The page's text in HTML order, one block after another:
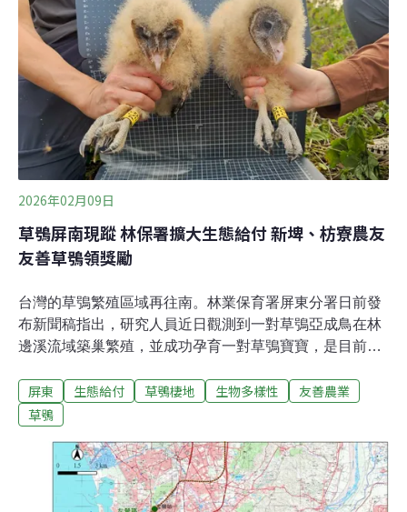
營運記者會，主委吳誠文表示，去（2025）年全國GDP約
28.7兆元，其中光是科學園區的營業額就高達5.8兆元，占
比超過20%，顯示科學園區正扮演「國家經濟的大動
脈」；而積體電路產業占比更達83%，為園區六大產業中
最高。各園區中，南科產值大幅成長逾3成，占三大園區
去年總營業額51.2%（2.97兆元），其次為竹科
29.3%（1.7兆）、中科19.5%（1.13兆）。南科管理局表
示，因應高科技廠需求暢旺，管理局也開始推展南科沙崙
園區（南科
2026年02月09日
草鴞屏南現蹤 林保署擴大生態給付 新埤、枋寮農友
友善草鴞領獎勵
台灣的草鴞繁殖區域再往南。林業保育署屏東分署日前發
布新聞稿指出，研究人員近日觀測到一對草鴞亞成鳥在林
邊溪流域築巢繁殖，並成功孕育一對草鴞寶寶，是目前已
埤、枋寮地區的草鴞生態服務給付。林邊溪流域發現草鴞
繁殖 棲地不佳但成功育雛林保署委託屏科大野保所助理教
孝宇受訪指出，過去觀測的草鴞主要出現在高屏溪流域，
去（2025）年在林邊溪發現草鴞族群，推測很可能是過去
就有，只是沒有觀測到。研究團隊追蹤後發現草鴞築巢繁
屏東 生態給付 草鴞棲地 生物多樣性
友善農業
草鴞